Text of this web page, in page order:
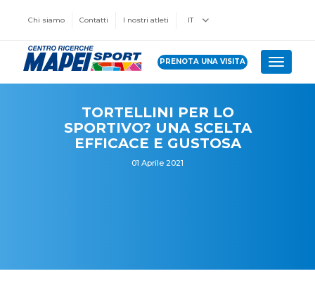
Chi siamo Contatti I nostri atleti IT
PRENOTA UNA VISITA Toggle
TORTELLINI PER LO
SPORTIVO? UNA SCELTA
EFFICACE E GUSTOSA
01 Aprile 2021